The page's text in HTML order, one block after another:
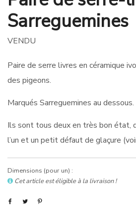
Sarreguemines
VENDU
Paire de serre livres en céramique
des pigeons.
Marqués Sarreguemines au dessous.
Ils sont tous deux en très bon état,
l’un et un petit défaut de glaçure
Dimensions (pour un) :
Cet article est éligible à la livraison !